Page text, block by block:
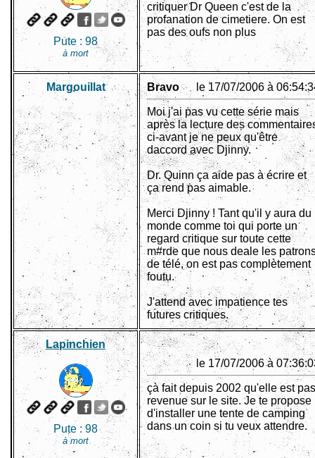
Pute : 98
à mort
critiquer Dr Queen c'est de la
profanation de cimetiere. On est
pas des oufs non plus
Margouillat Bravo le 17/07/2006 à
Moi j'ai pas vu cette série mais
après la lecture des
ci-avant je ne peux qu'être
daccord avec Djinny.
Dr. Quinn ça aide pas à écrire et
ça rend pas aimable.
Merci Djinny ! Tant qu'il y aura du
monde comme toi qui porte un
regard critique sur toute cette
m#rde que nous deale les
de télé, on est pas complètement
foutu.
J'attend avec impatience tes
futures critiques.
Lapinchien
Pute : 98
à mort
le 17/07/2006 à
çà fait depuis 2002 qu'elle est pas
revenue sur le site. Je te propose
d'installer une tente de camping
dans un coin si tu veux attendre.